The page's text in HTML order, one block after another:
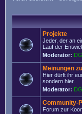
Projekte
Jeder, der an
Lauf der
Moderator:
Meinungen
Hier dürft ihr
sondern hier.
Moderator:
Community-
Forum zur